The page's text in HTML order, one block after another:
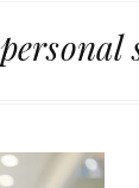
personal